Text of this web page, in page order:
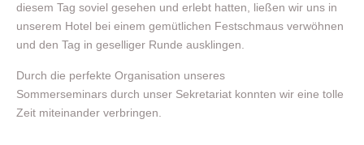
diesem Tag soviel gesehen und erlebt hatten, ließen wir uns in
unserem Hotel bei einem gemütlichen Festschmaus verwöhnen
und den Tag in geselliger Runde ausklingen.
Durch die perfekte Organisation unseres
Sommerseminars durch unser Sekretariat konnten wir eine tolle
Zeit miteinander verbringen.